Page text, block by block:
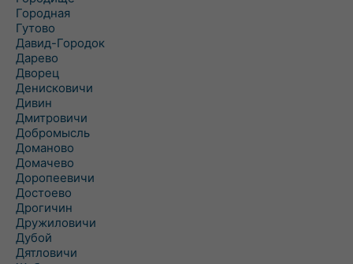
Городная
Гутово
Давид-Городок
Дарево
Дворец
Денисковичи
Дивин
Дмитровичи
Добромысль
Доманово
Домачево
Доропеевичи
Достоево
Дрогичин
Дружиловичи
Дубой
Дятловичи